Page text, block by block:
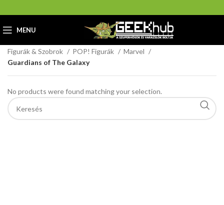
MENU
GeekHub Webáruház és Ajándékbolt
Figurák & Szobrok
POP! Figurák
Marvel
Guardians of The Galaxy
No products were found matching your selection.